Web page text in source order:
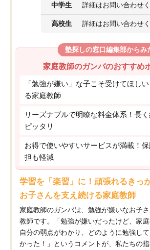
中学生 詳細はお問い合わせ
高校生 詳細はお問い合わせ
塾探しの窓口編集部からみ
家庭教師のガンバのおすすめ
「勉強が嫌い」な子こそ受けてほし
る家庭教師
リーズナブルで明瞭な料金体系！長
ピッタリ
お得で使いやすいサービスが満載！
担も軽減
学習を「楽習」に！頑張れるきっ
お子さんを支え続ける家庭教師
家庭教師のガンバは、勉強が嫌いなお子
教師です。「勉強が嫌いだったけど、家
自分の弱点がわかり、どのように勉強し
かった！」というコメントが、私たちの